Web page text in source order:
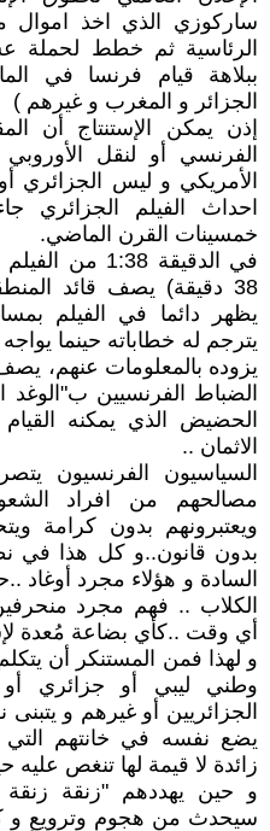
ساركوزي الذي اخذ اموال
الرئاسية ثم خطط لحملة
ببلاهة قيام فرنسا في
الجزائر و المغرب و غيرهم )
إذن يمكن الإستنتاج أن
الفرنسي أو لنقل
الأمريكي و ليس الجزائري
خمسينات القرن الماضي.
في الدقيقة
38 دقيقة) يصف قائد
يظهر دائما في الفيلم
يترجم له خطاباته حينما
يزوده بالمعلومات عنهم،
الضباط الفرنسيين
الحضيض الذي يمكنه
الاثمان ..
السياسيون الفرنسيون
مصالحهم من افراد
ويعتبرونهم بدون كرامة
بدون قانون..و كل هذا في
السادة و هؤلاء مجرد أوغاد
الكلاب .. فهم مجرد
أي وقت ..كأي بضاعة مُعدة
و لهذا فمن المستنكر أن
وطني ليبي أو جزائري أو
الجزائريين أو غيرهم و
يضع نفسه في خانتهم التي
زائدة لا قيمة لها تنغص عليه
و حين يهددهم "زنقة
سيحدث من هجوم وترويع و